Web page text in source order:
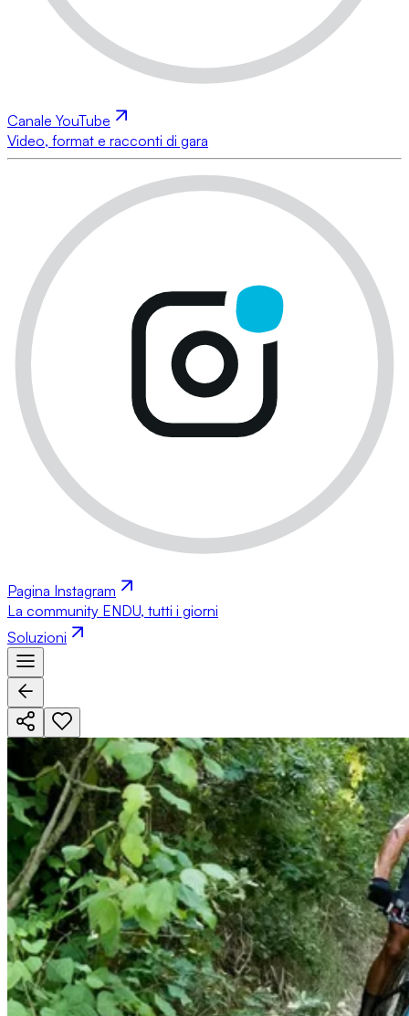
Canale YouTube
Video, format e racconti di gara
Pagina Instagram
La community ENDU, tutti i giorni
Soluzioni